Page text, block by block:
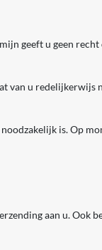
geeft u geen
u redelijkerwijs
is. Op
aan u. Ook